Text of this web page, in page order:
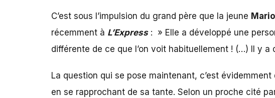
C’est sous l’impulsion du grand père que la jeune
récemment à L’Express: » Elle a développé une
différente de ce que l’on voit habituellement ! (…) Il y a
La question qui se pose maintenant, c’est
en se rapprochant de sa tante. Selon un proche cité